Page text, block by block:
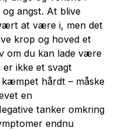
angst. At blive
at være i, men det
krop og hoved et
om du kan lade være
er ikke et svagt
hårdt – måske
en
tanker omkring
endnu